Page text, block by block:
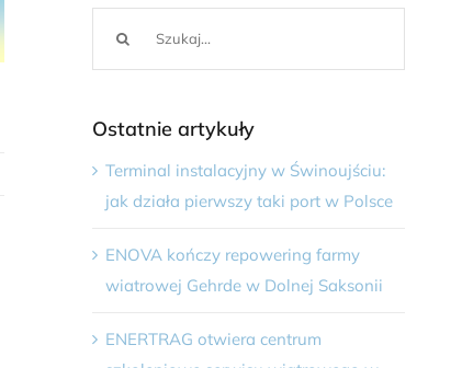
Ostatnie artykuły
Terminal instalacyjny w Świnoujściu:
jak działa pierwszy taki port w Polsce
ENOVA kończy repowering farmy
wiatrowej Gehrde w Dolnej Saksonii
ENERTRAG otwiera centrum